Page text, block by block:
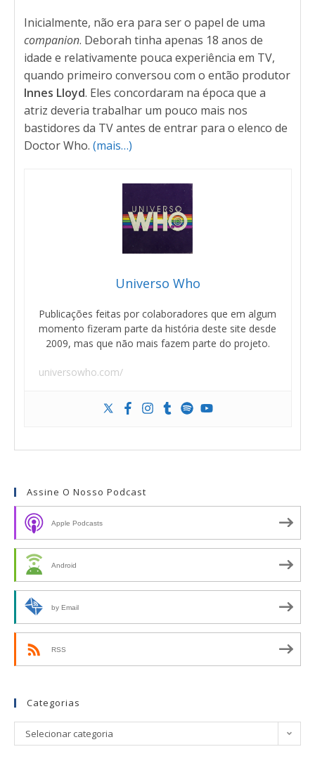
Inicialmente, não era para ser o papel de uma
companion. Deborah tinha apenas 18 anos de
idade e relativamente pouca experiência em TV,
quando primeiro conversou com o então produtor
Innes Lloyd. Eles concordaram na época que a
atriz deveria trabalhar um pouco mais nos
bastidores da TV antes de entrar para o elenco de
Doctor Who. (mais…)
Universo Who
Publicações feitas por colaboradores que em algum
momento fizeram parte da história deste site desde
2009, mas que não mais fazem parte do projeto.
universowho.com/
Assine O Nosso Podcast
Apple Podcasts
Android
by Email
RSS
Categorias
Selecionar categoria